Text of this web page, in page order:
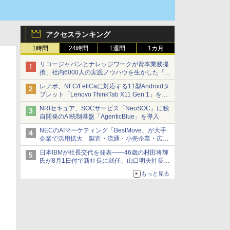
アクセスランキング
1時間 24時間 1週間 1カ月
リコージャパンとナレッジワークが資本業務提
携、社内6000人の実践ノウハウを生かした「AI
商談記録 for RICOH」を展開へ
レノボ、NFC/FeliCaに対応する11型Androidタ
ブレット「Lenovo ThinkTab X11 Gen 1」を発
売
NRIセキュア、SOCサービス「NeoSOC」に独
自開発のAI統制基盤「AgenticBlue」を導入
NECのAIマーケティング「BestMove」が大手
企業で活用拡大 製造・流通・小売企業・広告
代理店などが実装フェーズへ
日本IBMが社長交代を発表――46歳の村田将輝
氏が8月1日付で新社長に就任、山口明夫社長は
もっと見る